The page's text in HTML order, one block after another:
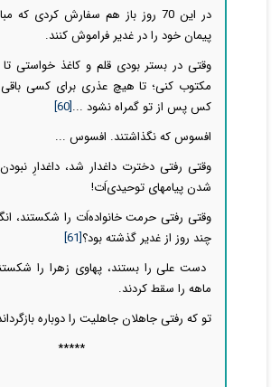
در این 70 روز باز هم سفارش کردی که
پیمان خود را در غدیر فراموش کنند.
وقتی در بستر بودی قلم و کاغذ خواستی
مکتوب کنی؛ تا هیچ عذری برای کسی باقی
کس پس از تو گمراه نشود ...[60]
افسوس که نگذاشتند. افسوس ...
وقتی رفتی دخترت داغدار شد، داغدارِ
شدن پیامهای توحیدی‌اَت!
وقتی رفتی حرمت خانواده‌اَت را شکستند،
چند روز از غدیر گذشته بود؟[61]
ماهه را سقط کردند.
تو که رفتی جاهلان جاهلیت را دوباره
*****